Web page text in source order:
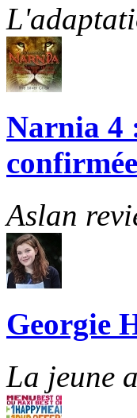
Narnia 4
Aslan
Georgie
La jeune